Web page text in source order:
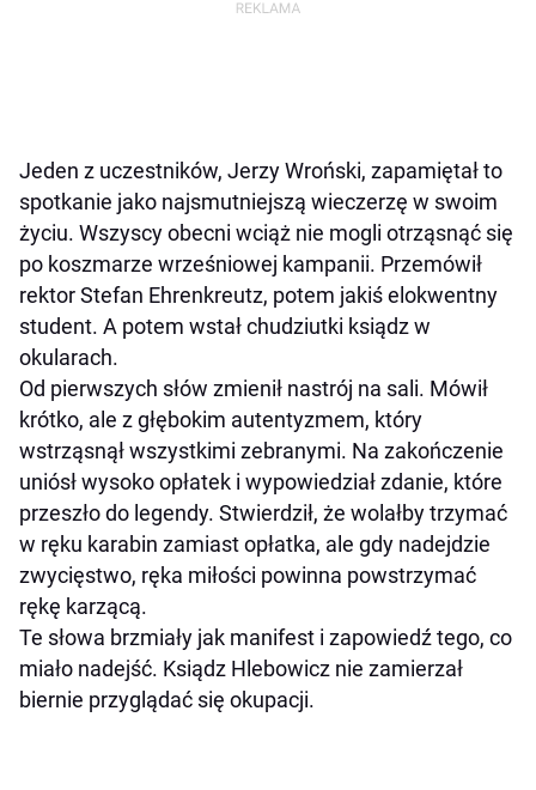
Jeden z uczestników, Jerzy Wroński, zapamiętał to
spotkanie jako najsmutniejszą wieczerzę w swoim
życiu. Wszyscy obecni wciąż nie mogli otrząsnąć się
po koszmarze wrześniowej kampanii. Przemówił
rektor Stefan Ehrenkreutz, potem jakiś elokwentny
student. A potem wstał chudziutki ksiądz w
okularach.
Od pierwszych słów zmienił nastrój na sali. Mówił
krótko, ale z głębokim autentyzmem, który
wstrząsnął wszystkimi zebranymi. Na zakończenie
uniósł wysoko opłatek i wypowiedział zdanie, które
przeszło do legendy. Stwierdził, że wolałby trzymać
w ręku karabin zamiast opłatka, ale gdy nadejdzie
zwycięstwo, ręka miłości powinna powstrzymać
rękę karzącą.
Te słowa brzmiały jak manifest i zapowiedź tego, co
miało nadejść. Ksiądz Hlebowicz nie zamierzał
biernie przyglądać się okupacji.